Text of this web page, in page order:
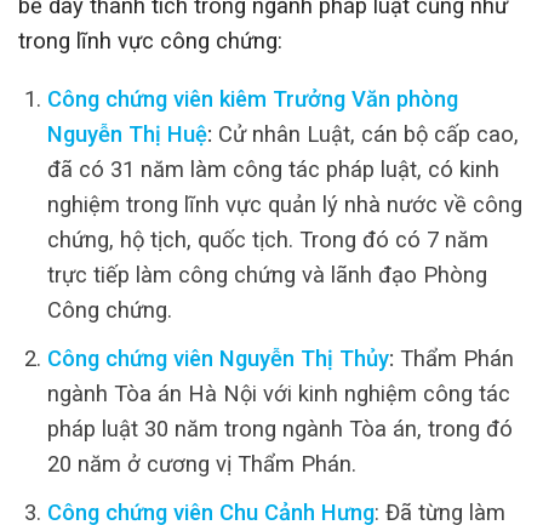
bề dày thành tích trong ngành pháp luật cũng như
trong lĩnh vực công chứng:
Công chứng viên kiêm Trưởng Văn phòng
Nguyễn Thị Huệ: Cử nhân Luật, cán bộ cấp cao,
đã có 31 năm làm công tác pháp luật, có kinh
nghiệm trong lĩnh vực quản lý nhà nước về công
chứng, hộ tịch, quốc tịch. Trong đó có 7 năm
trực tiếp làm công chứng và lãnh đạo Phòng
Công chứng.
Công chứng viên Nguyễn Thị Thủy: Thẩm Phán
ngành Tòa án Hà Nội với kinh nghiệm công tác
pháp luật 30 năm trong ngành Tòa án, trong đó
20 năm ở cương vị Thẩm Phán.
Công chứng viên Chu Cảnh Hưng: Đã từng làm